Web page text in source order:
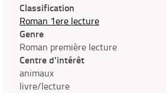
Classification
Roman 1ere lecture
Genre
Roman première lecture
Centre d'intérêt
animaux
livre/lecture